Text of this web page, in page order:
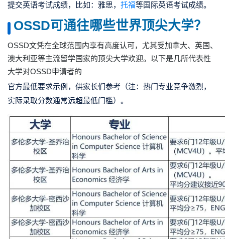
提交英语考试成绩，比如：雅思， 托福等国际英语考试成绩。
OSSD可通往哪些世界顶尖大学？
OSSD文凭在全球范围内享有高度认可，尤其受加拿大、英国、
澳大利亚等主流留学国家的顶尖大学欢迎。以下是几所代表性
大学对OSSD申请者的
官方最低要求示例，供家长们参考（注：热门专业竞争激烈，
实际录取分数通常远超最低门槛）。